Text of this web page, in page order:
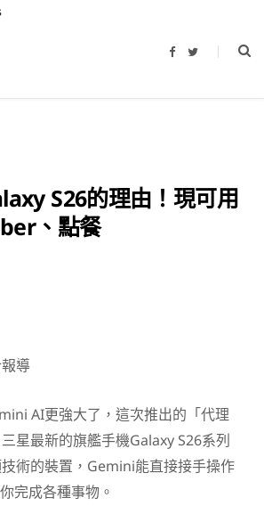
F
b
T
t
S26的理由！現可用
、點餐
導
AI更強大了，這次推出的「代理
星最新的旗艦手機Galaxy S26系列
術的裝置，Gemini能直接接手操作
完成各種事物。